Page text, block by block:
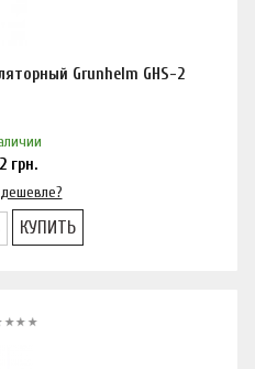
Grunhelm GHS-2
грн.
КУПИТЬ